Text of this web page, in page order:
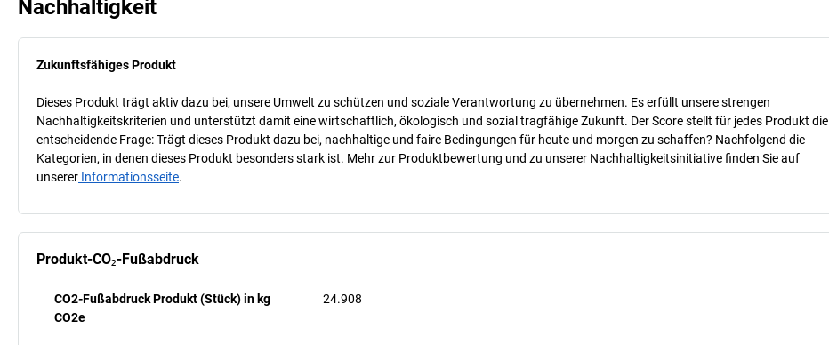
Nachhaltigkeit
Zukunftsfähiges Produkt
Dieses Produkt trägt aktiv dazu bei, unsere Umwelt zu schützen und soziale Verantwortung zu übernehmen. Es erfüllt unsere strengen
Nachhaltigkeitskriterien und unterstützt damit eine wirtschaftlich, ökologisch und sozial tragfähige Zukunft. Der Score stellt für jedes Produkt die
entscheidende Frage: Trägt dieses Produkt dazu bei, nachhaltige und faire Bedingungen für heute und morgen zu schaffen? Nachfolgend die
Kategorien, in denen dieses Produkt besonders stark ist. Mehr zur Produktbewertung und zu unserer Nachhaltigkeitsinitiative finden Sie auf
unserer Informationsseite.
Produkt-CO₂-Fußabdruck
CO2-Fußabdruck Produkt (Stück) in kg
CO2e
24.908